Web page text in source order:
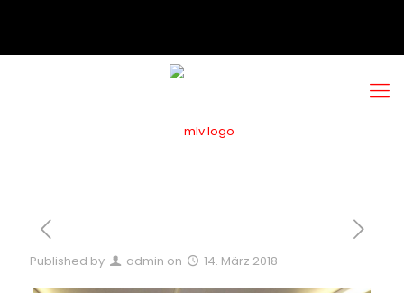
Published by admin on 14. März 2018